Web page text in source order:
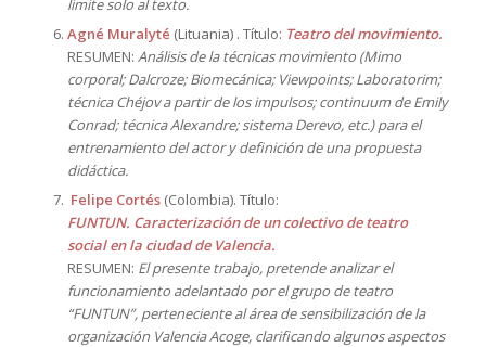
limite solo al texto.
Agné Muralyté (Lituania) . Título: Teatro del movimiento.
RESUMEN: Análisis de la técnicas movimiento (Mimo
corporal; Dalcroze; Biomecánica; Viewpoints; Laboratorim;
técnica Chéjov a partir de los impulsos; continuum de Emily
Conrad; técnica Alexandre; sistema Derevo, etc.) para el
entrenamiento del actor y definición de una propuesta
didáctica.
Felipe Cortés(Colombia). Título:
FUNTUN. Caracterización de un colectivo de teatro
social en la ciudad de Valencia.
RESUMEN: El presente trabajo, pretende analizar el
funcionamiento adelantado por el grupo de teatro
“FUNTUN”, perteneciente al área de sensibilización de la
organización Valencia Acoge, clarificando algunos aspectos